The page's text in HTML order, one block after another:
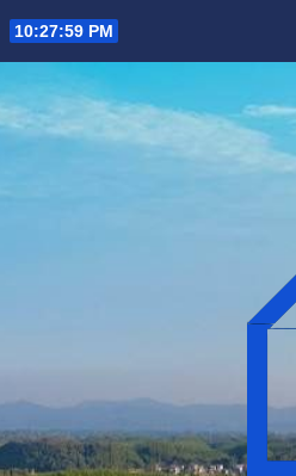
10:28:00 PM